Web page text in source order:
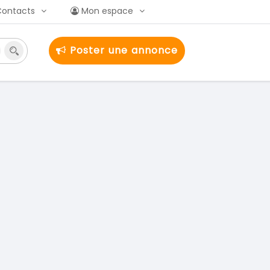
Mon espace
Poster une annonce